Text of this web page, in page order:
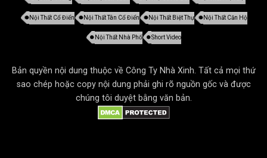
Nội Thất Cổ Điển Nội Thất Tân Cổ Điển Nội Thất Biệt Thự Nội Thất Căn Hộ
Nội Thất Nhà Phố Short Video
Bản quyền nội dung thuộc về Công Ty Nhà Xinh. Tất cả mọi thứ
sao chép hoặc copy nội dung phải ghi rõ nguồn gốc và được
chúng tôi duyệt bằng văn bản.